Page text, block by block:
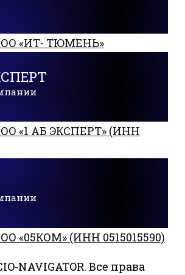
«ИТ- ТЮМЕНЬ»
«1 АБ ЭКСПЕРТ» (ИНН
«05КОМ» (ИНН 0515015590)
NAVIGATOR. Все права